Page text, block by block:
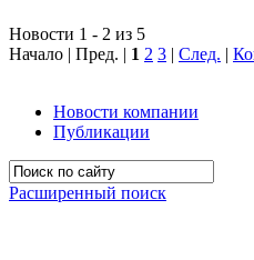
Новости 1 - 2 из 5
Начало | Пред. | 1 2 3 | След. |
Новости компании
Публикации
Расширенный поиск